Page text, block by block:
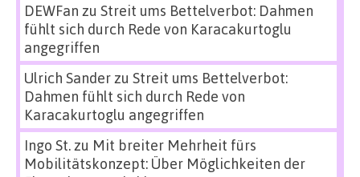
DEWFan zu Streit ums Bettelverbot: Dahmen
fühlt sich durch Rede von Karacakurtoglu
angegriffen
Ulrich Sanderzu Streit ums Bettelverbot:
Dahmen fühlt sich durch Rede von
Karacakurtoglu angegriffen
Ingo St.zu Mit breiter Mehrheit fürs
Mobilitätskonzept: Über Möglichkeiten der